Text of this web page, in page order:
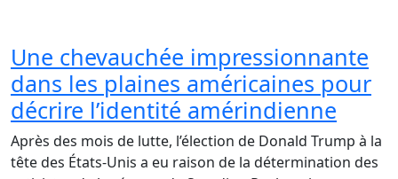
Une chevauchée impressionnante
dans les plaines américaines pour
décrire l’identité amérindienne
Après des mois de lutte, l’élection de Donald Trump à la
tête des États-Unis a eu raison de la détermination des